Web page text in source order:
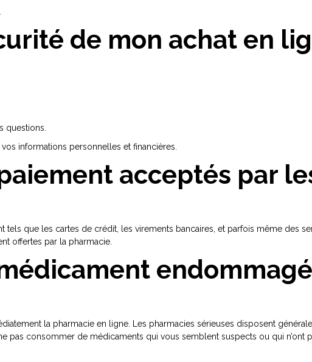
de mon achat en
questions.
informations personnelles et financières.
acceptés par
que les cartes de crédit, les virements bancaires, et parfois même des
offertes par la pharmacie.
la pharmacie en ligne. Les pharmacies sérieuses disposent
pas consommer de médicaments qui vous semblent suspects ou qui n’ont